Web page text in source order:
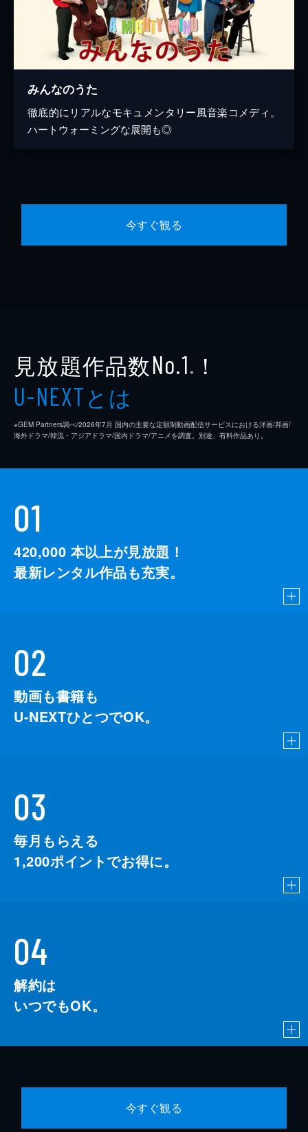
みんなのうた
徹底的にリアルなモキュメンタリー風音楽コメディ。
ハートウォーミングな展開も◎
今すぐ観る
見放題作品数No.1 ※ ！
U-NEXTとは
※GEM Partners調べ/2026年7⽉ 国内の主要な定額制動画配信サービスにおける洋画/邦画/
海外ドラマ/韓流・アジアドラマ/国内ドラマ/アニメを調査。別途、有料作品あり。
01
420,000 本以上が見放題！
最新レンタル作品も充実。
02
動画も書籍も
U-NEXTひとつでOK。
03
毎月もらえる
1,200ポイントでお得に。
04
解約は
いつでもOK。
今すぐ観る